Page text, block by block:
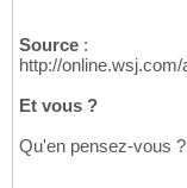
Source :
http://
Et vous ?
Qu'en pensez-vous